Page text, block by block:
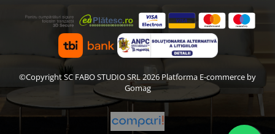
©Copyright SC FABO STUDIO SRL 2026 Platforma E-commerce by
Gomag